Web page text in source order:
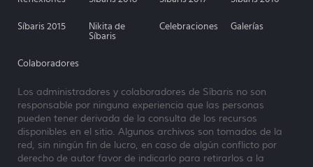
Síbaris 2015
Nikita de
Síbaris
Celebraciones Galerías
Colaboradores
Los administradores y colaboradores de Síbaris no son
responsable por ninguna experiencia que las personas
pueden tener derivada de la consulta de los recursos
disponibles en el sitio. Algunos archivos son tomados de la
red, sin ningún fin de lucro, en caso de algún conflicto por
derecho de autor favor de indicarlo para retirarlos a la